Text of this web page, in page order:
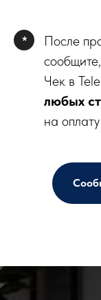
*
После
Чек в
любых
на